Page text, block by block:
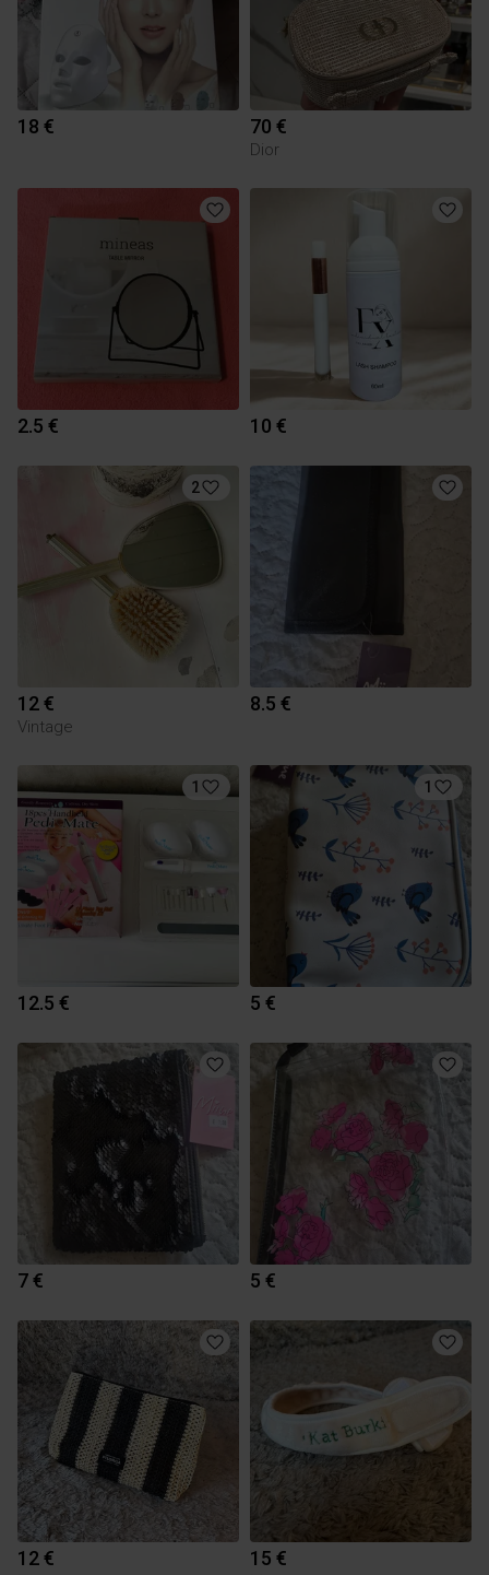
18 € 70 €
Dior
2.5 € 10 €
2
12 €
Vintage
8.5 €
1
12.5 €
1
5 €
7 € 5 €
12 € 15 €